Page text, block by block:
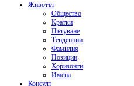
Животът
Общество
Кратки
Пътуване
Тенденции
Фамилия
Позиции
Хоризонти
Имена
Консулт